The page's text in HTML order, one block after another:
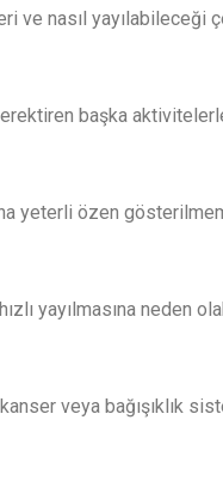
ve nasıl yayılabileceği
başka
yeterli özen
yayılmasına neden
veya bağışıklık